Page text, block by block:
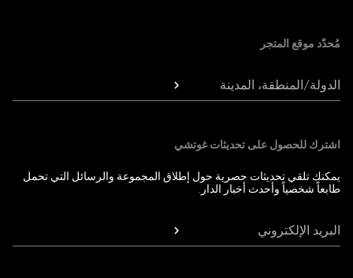
مُحدّد موقع المتجر
الدولة/المنطقة، المدينة
اشترك للحصول على تحديثات غوتشي
يمكنك تلقي تحديثات حصرية حول إطلاق المجموعة والرسائل التي تحمل
طابعاً شخصياً وأحدث أخبار الدار.
البريد الإلكتروني